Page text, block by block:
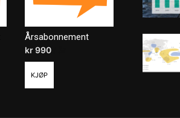
Årsabonnement
kr990
KJØP